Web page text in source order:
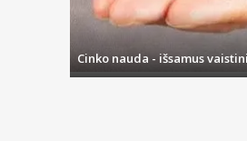
Cinko nauda - išsamus